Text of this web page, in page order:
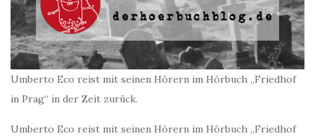
Umberto Eco reist mit seinen Hörern im Hörbuch „Friedhof
in Prag“ in der Zeit zurück.
Umberto Eco reist mit seinen Hörern im Hörbuch „Friedhof